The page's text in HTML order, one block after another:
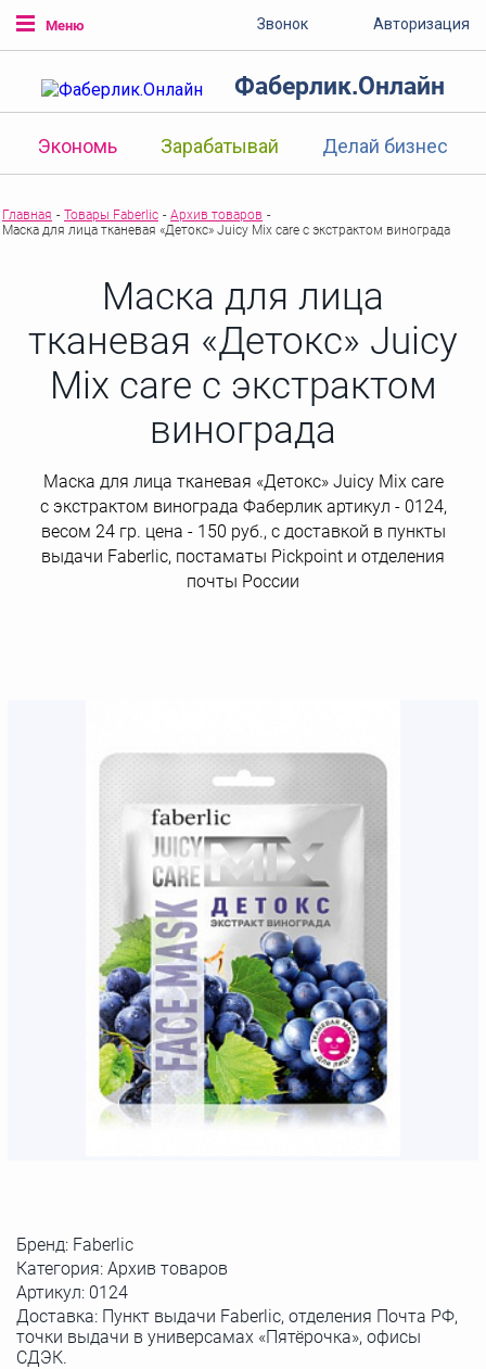
Меню Звонок Авторизация
Фаберлик.Онлайн
Экономь Зарабатывай Делай бизнес
Главная - Товары Faberlic - Архив товаров -
Маска для лица тканевая «Детокс» Juicy Mix care с экстрактом винограда
Маска для лица
тканевая «Детокс» Juicy
Mix care с экстрактом
винограда
Маска для лица тканевая «Детокс» Juicy Mix care
с экстрактом винограда Фаберлик артикул - 0124,
весом 24 гр. цена - 150 руб., с доставкой в пункты
выдачи Faberlic, постаматы Рickpoint и отделения
почты России
Бренд: Faberlic
Категория: Архив товаров
Артикул: 0124
Доставка: Пункт выдачи Faberlic, отделения Почта РФ,
точки выдачи в универсамах «Пятёрочка», офисы
СДЭК.